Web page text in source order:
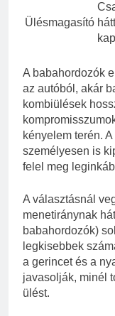
Ülésmagasító
A babahordozók
az autóból, akár
kombiülések
kényelem terén.
személyesen is
felel meg
A választásnál
menetiránynak
babahordozók)
legkisebbek
a gerincet és a
javasolják, minél
ülést.